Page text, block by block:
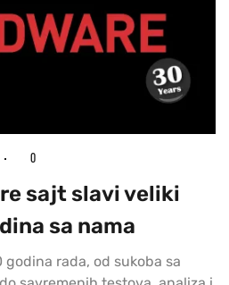
0
sajt slavi veliki
sa nama
godina rada, od sukoba sa